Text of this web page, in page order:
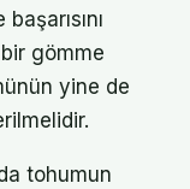
gömme
yine de
tohumun